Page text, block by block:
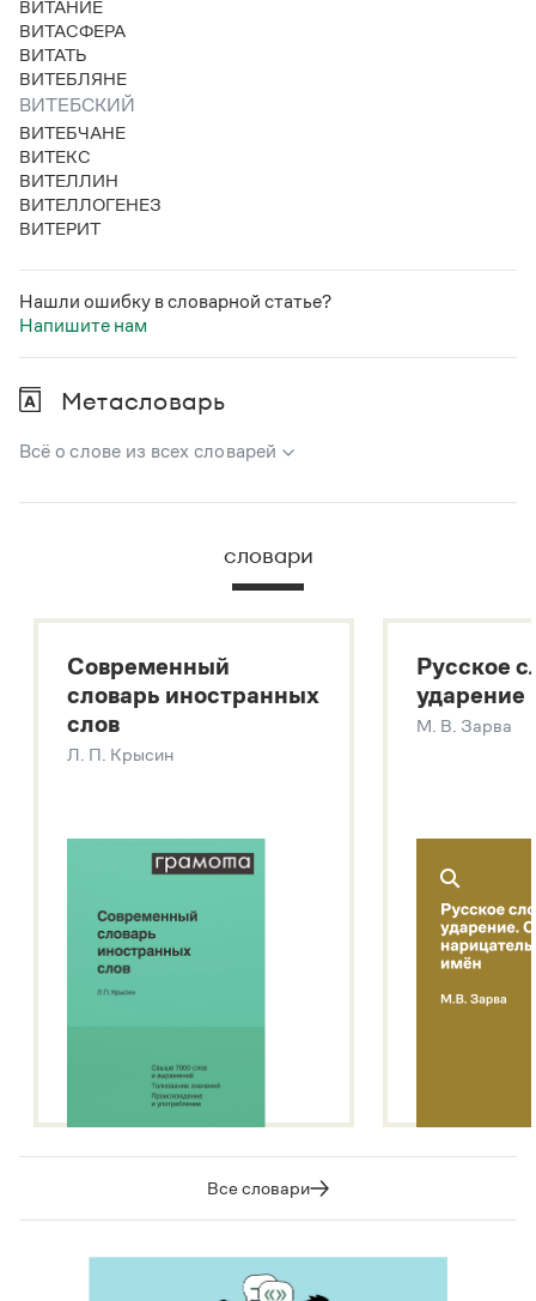
Статьи
Монологи
Интервью
Лекции и подкасты
Рекомендуем
Учебник Грамоты
Интерактивные упражнения: от простого к сложному
Скороговорки
Издательство
Словари
ВИТАНИЕ
ВИТАСФЕРА
ВИТАТЬ
ВИТЕБЛЯНЕ
ВИТЕБСКИЙ
ВИТЕБЧАНЕ
ВИТЕКС
ВИТЕЛЛИН
ВИТЕЛЛОГЕНЕЗ
ВИТЕРИТ
Нашли ошибку в словарной статье?
Напишите нам
Метасловарь
Всё о слове из всех словарей
В метасловаре Грамоты в удобном виде собрана вся
Русский орфографический словарь
Большой толковый словарь русских глаголов
Современный словарь иностранных слов
Звук – технология синтеза платформы
SaluteSpeech
словари
Современный
словарь иностранных
слов
Л. П. Крысин
Русское
ударение
М. В. Зарва
Все словари